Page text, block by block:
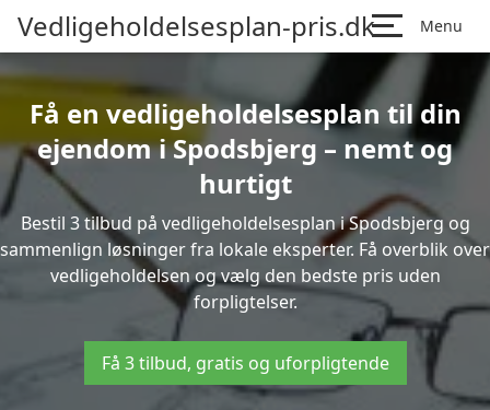
Vedligeholdelsesplan-pris.dk Menu
Få en vedligeholdelsesplan til din
ejendom i Spodsbjerg – nemt og
hurtigt
Bestil 3 tilbud på vedligeholdelsesplan i Spodsbjerg og
sammenlign løsninger fra lokale eksperter. Få overblik over
vedligeholdelsen og vælg den bedste pris uden
forpligtelser.
Få 3 tilbud, gratis og uforpligtende